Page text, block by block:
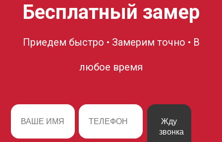
Бесплатный замер
Приедем быстро • Замерим точно • В
любое время
Жду
звонка